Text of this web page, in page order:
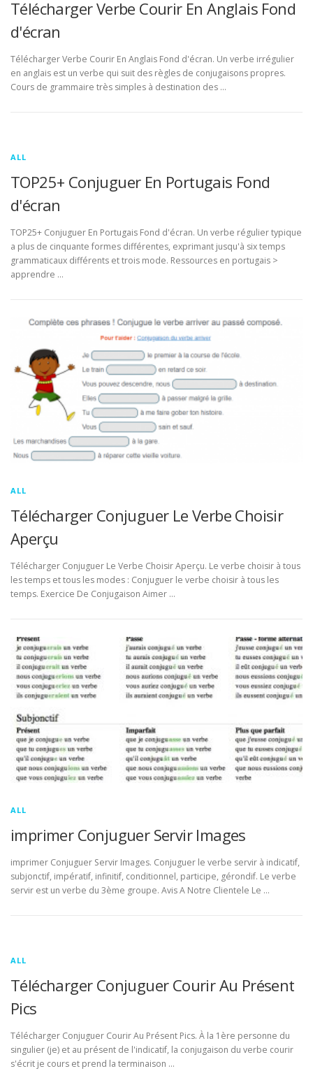
Télécharger Verbe Courir En Anglais Fond
d'écran
Télécharger Verbe Courir En Anglais Fond d'écran. Un verbe irrégulier
en anglais est un verbe qui suit des règles de conjugaisons propres.
Cours de grammaire très simples à destination des …
ALL
TOP25+ Conjuguer En Portugais Fond
d'écran
TOP25+ Conjuguer En Portugais Fond d'écran. Un verbe régulier typique
a plus de cinquante formes différentes, exprimant jusqu'à six temps
grammaticaux différents et trois mode. Ressources en portugais >
apprendre …
ALL
Télécharger Conjuguer Le Verbe Choisir
Aperçu
Télécharger Conjuguer Le Verbe Choisir Aperçu. Le verbe choisir à tous
les temps et tous les modes : Conjuguer le verbe choisir à tous les
temps. Exercice De Conjugaison Aimer …
ALL
imprimer Conjuguer Servir Images
imprimer Conjuguer Servir Images. Conjuguer le verbe servir à indicatif,
subjonctif, impératif, infinitif, conditionnel, participe, gérondif. Le verbe
servir est un verbe du 3ème groupe. Avis A Notre Clientele Le …
ALL
Télécharger Conjuguer Courir Au Présent
Pics
Télécharger Conjuguer Courir Au Présent Pics. À la 1ère personne du
singulier (je) et au présent de l'indicatif, la conjugaison du verbe courir
s'écrit je cours et prend la terminaison …